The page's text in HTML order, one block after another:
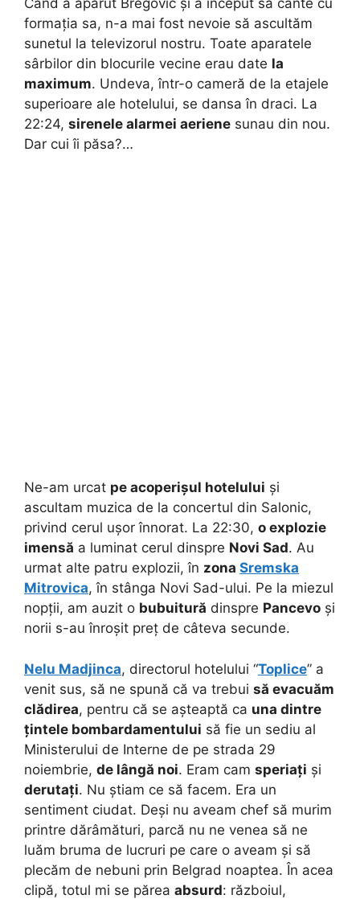
Când a apărut Bregovic și a început să cânte cu
formația sa, n-a mai fost nevoie să ascultăm
sunetul la televizorul nostru. Toate aparatele
sârbilor din blocurile vecine erau date la
maximum. Undeva, într-o cameră de la etajele
superioare ale hotelului, se dansa în draci. La
22:24, sirenele alarmei aeriene sunau din nou.
Dar cui îi păsa?…
Ne-am urcat pe acoperișul hotelului și
ascultam muzica de la concertul din Salonic,
privind cerul ușor înnorat. La 22:30, o explozie
imensă a luminat cerul dinspre Novi Sad. Au
urmat alte patru explozii, în zona Sremska
Mitrovica, în stânga Novi Sad-ului. Pe la miezul
nopții, am auzit o bubuitură dinspre Pancevo și
norii s-au înroșit preț de câteva secunde.
Nelu Madjinca, directorul hotelului “Toplice” a
venit sus, să ne spună că va trebui să evacuăm
clădirea, pentru că se așteaptă ca una dintre
țintele bombardamentului să fie un sediu al
Ministerului de Interne de pe strada 29
noiembrie, de lângă noi. Eram cam speriați și
derutați. Nu știam ce să facem. Era un
sentiment ciudat. Deși nu aveam chef să murim
printre dărâmături, parcă nu ne venea să ne
luăm bruma de lucruri pe care o aveam și să
plecăm de nebuni prin Belgrad noaptea. În acea
clipă, totul mi se părea absurd: războiul,